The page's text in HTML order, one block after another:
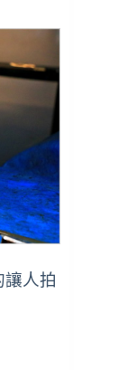
讓人拍